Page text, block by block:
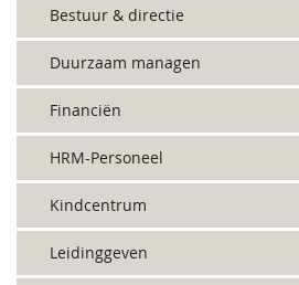
Bestuur & directie
Duurzaam managen
Financiën
HRM-Personeel
Kindcentrum
Leidinggeven